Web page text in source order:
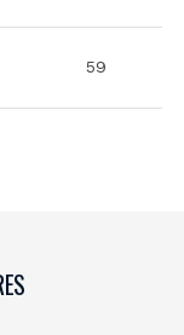
59